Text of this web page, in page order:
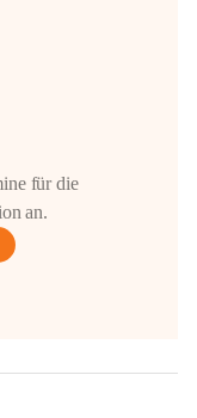
für die
an.